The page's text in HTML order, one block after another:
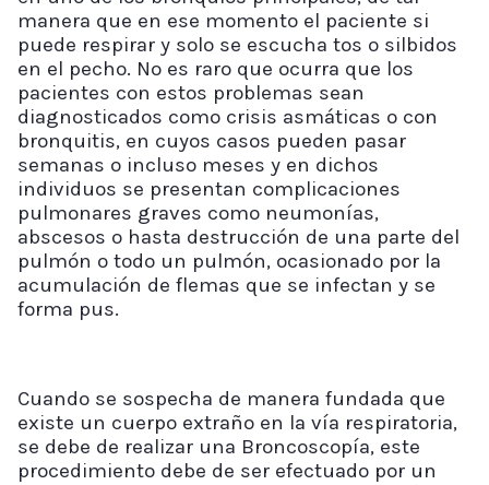
manera que en ese momento el paciente si
puede respirar y solo se escucha tos o silbidos
en el pecho. No es raro que ocurra que los
pacientes con estos problemas sean
diagnosticados como crisis asmáticas o con
bronquitis, en cuyos casos pueden pasar
semanas o incluso meses y en dichos
individuos se presentan complicaciones
pulmonares graves como neumonías,
abscesos o hasta destrucción de una parte del
pulmón o todo un pulmón, ocasionado por la
acumulación de flemas que se infectan y se
forma pus.
Cuando se sospecha de manera fundada que
existe un cuerpo extraño en la vía respiratoria,
se debe de realizar una Broncoscopía, este
procedimiento debe de ser efectuado por un